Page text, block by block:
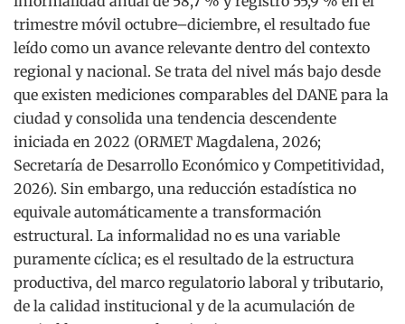
trimestre móvil octubre–diciembre, el resultado fue
leído como un avance relevante dentro del contexto
regional y nacional. Se trata del nivel más bajo desde
que existen mediciones comparables del DANE para la
ciudad y consolida una tendencia descendente
iniciada en 2022 (ORMET Magdalena, 2026;
Secretaría de Desarrollo Económico y Competitividad,
2026). Sin embargo, una reducción estadística no
equivale automáticamente a transformación
estructural. La informalidad no es una variable
puramente cíclica; es el resultado de la estructura
productiva, del marco regulatorio laboral y tributario,
de la calidad institucional y de la acumulación de